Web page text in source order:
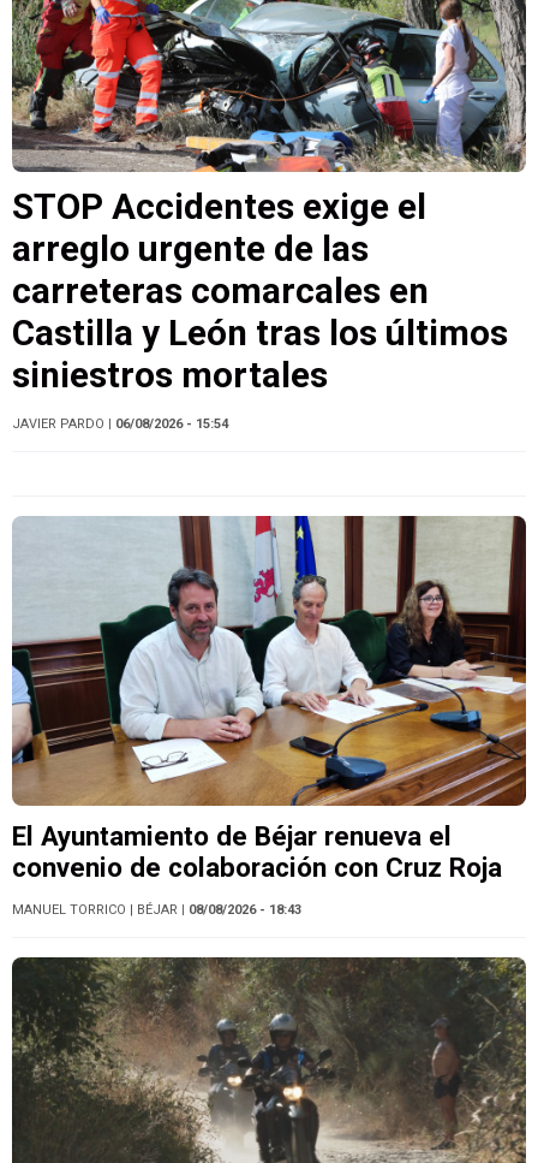
STOP Accidentes exige el
arreglo urgente de las
carreteras comarcales en
Castilla y León tras los últimos
siniestros mortales
JAVIER PARDO | 06/08/2026 - 15:54
El Ayuntamiento de Béjar renueva el
convenio de colaboración con Cruz Roja
MANUEL TORRICO | BÉJAR | 08/08/2026 - 18:43